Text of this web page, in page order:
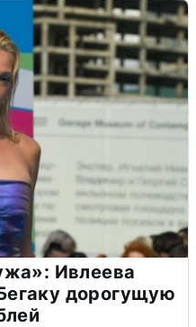
Ивлеева
дорогущую